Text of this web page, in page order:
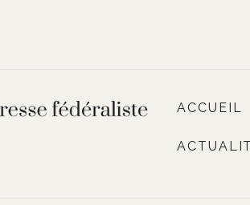
ACCUEIL